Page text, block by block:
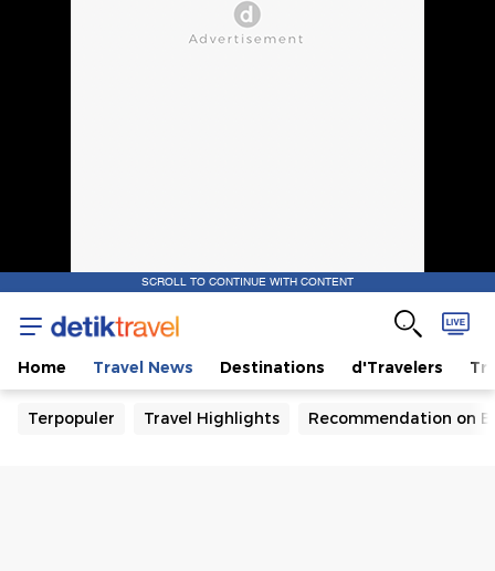
SCROLL TO CONTINUE WITH CONTENT
Home Travel News Destinations d'Travelers
Terpopuler Travel Highlights Recommendation on